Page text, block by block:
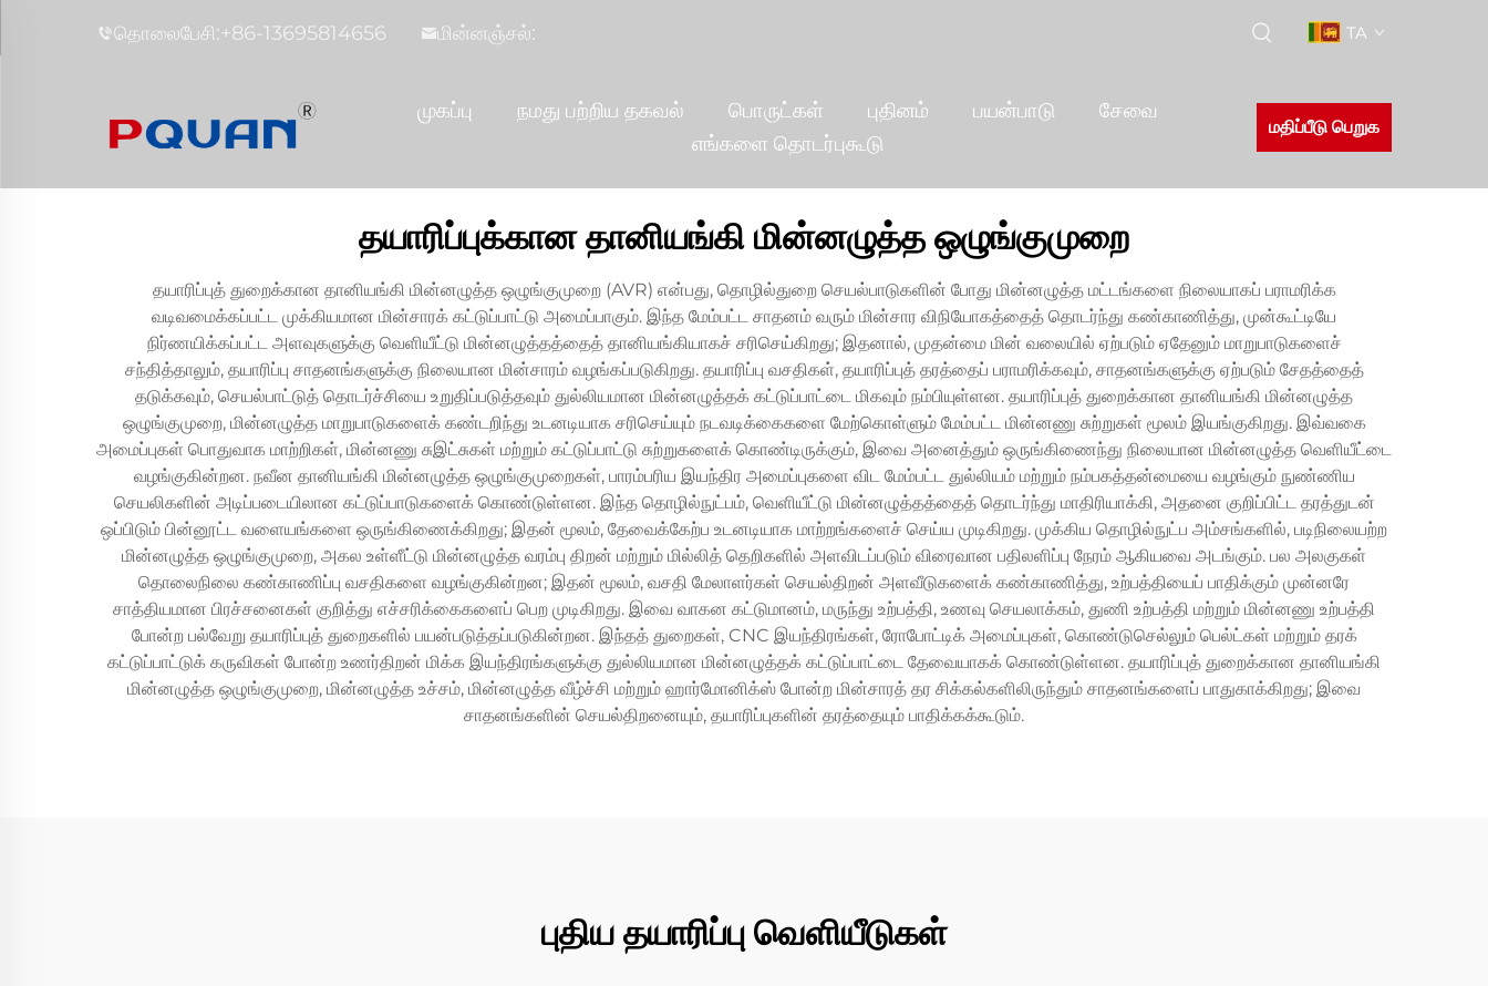
தொலைபேசி:+86-13695814656 மின்னஞ்சல்: TA
முகப்பு நமது பற்றிய தகவல் பொருட்கள் புதினம் பயன்பாடு
சேவை
எங்களை தொடர்புகூடு
மதிப்பீடு பெறுக
தயாரிப்புக்கான தானியங்கி மின்னழுத்த ஒழுங்குமுறை
தயாரிப்புத் துறைக்கான தானியங்கி மின்னழுத்த ஒழுங்குமுறை (AVR) என்பது, தொழில்துறை செயல்பாடுகளின் போது மின்னழுத்த மட்டங்களை நிலையாகப் பராமரிக்க
வடிவமைக்கப்பட்ட முக்கியமான மின்சாரக் கட்டுப்பாட்டு அமைப்பாகும். இந்த மேம்பட்ட சாதனம் வரும் மின்சார விநியோகத்தைத் தொடர்ந்து கண்காணித்து, முன்கூட்டியே
நிர்ணயிக்கப்பட்ட அளவுகளுக்கு வெளியீட்டு மின்னழுத்தத்தைத் தானியங்கியாகச் சரிசெய்கிறது; இதனால், முதன்மை மின் வலையில் ஏற்படும் ஏதேனும் மாறுபாடுகளைச்
சந்தித்தாலும், தயாரிப்பு சாதனங்களுக்கு நிலையான மின்சாரம் வழங்கப்படுகிறது. தயாரிப்பு வசதிகள், தயாரிப்புத் தரத்தைப் பராமரிக்கவும், சாதனங்களுக்கு ஏற்படும் சேதத்தைத்
தடுக்கவும், செயல்பாட்டுத் தொடர்ச்சியை உறுதிப்படுத்தவும் துல்லியமான மின்னழுத்தக் கட்டுப்பாட்டை மிகவும் நம்பியுள்ளன. தயாரிப்புத் துறைக்கான தானியங்கி மின்னழுத்த
ஒழுங்குமுறை, மின்னழுத்த மாறுபாடுகளைக் கண்டறிந்து உடனடியாக சரிசெய்யும் நடவடிக்கைகளை மேற்கொள்ளும் மேம்பட்ட மின்னணு சுற்றுகள் மூலம் இயங்குகிறது. இவ்வகை
அமைப்புகள் பொதுவாக மாற்றிகள், மின்னணு சுஇட்சுகள் மற்றும் கட்டுப்பாட்டு சுற்றுகளைக் கொண்டிருக்கும், இவை அனைத்தும் ஒருங்கிணைந்து நிலையான மின்னழுத்த வெளியீட்டை
வழங்குகின்றன. நவீன தானியங்கி மின்னழுத்த ஒழுங்குமுறைகள், பாரம்பரிய இயந்திர அமைப்புகளை விட மேம்பட்ட துல்லியம் மற்றும் நம்பகத்தன்மையை வழங்கும் நுண்ணிய
செயலிகளின் அடிப்படையிலான கட்டுப்பாடுகளைக் கொண்டுள்ளன. இந்த தொழில்நுட்பம், வெளியீட்டு மின்னழுத்தத்தைத் தொடர்ந்து மாதிரியாக்கி, அதனை குறிப்பிட்ட தரத்துடன்
ஒப்பிடும் பின்னூட்ட வளையங்களை ஒருங்கிணைக்கிறது; இதன் மூலம், தேவைக்கேற்ப உடனடியாக மாற்றங்களைச் செய்ய முடிகிறது. முக்கிய தொழில்நுட்ப அம்சங்களில், படிநிலையற்ற
மின்னழுத்த ஒழுங்குமுறை, அகல உள்ளீட்டு மின்னழுத்த வரம்பு திறன் மற்றும் மில்லித் தெறிகளில் அளவிடப்படும் விரைவான பதிலளிப்பு நேரம் ஆகியவை அடங்கும். பல அலகுகள்
தொலைநிலை கண்காணிப்பு வசதிகளை வழங்குகின்றன; இதன் மூலம், வசதி மேலாளர்கள் செயல்திறன் அளவீடுகளைக் கண்காணித்து, உற்பத்தியைப் பாதிக்கும் முன்னரே
சாத்தியமான பிரச்சனைகள் குறித்து எச்சரிக்கைகளைப் பெற முடிகிறது. இவை வாகன கட்டுமானம், மருந்து உற்பத்தி, உணவு செயலாக்கம், துணி உற்பத்தி மற்றும் மின்னணு உற்பத்தி
போன்ற பல்வேறு தயாரிப்புத் துறைகளில் பயன்படுத்தப்படுகின்றன. இந்தத் துறைகள், CNC இயந்திரங்கள், ரோபோட்டிக் அமைப்புகள், கொண்டுசெல்லும் பெல்ட்கள் மற்றும் தரக்
கட்டுப்பாட்டுக் கருவிகள் போன்ற உணர்திறன் மிக்க இயந்திரங்களுக்கு துல்லியமான மின்னழுத்தக் கட்டுப்பாட்டை தேவையாகக் கொண்டுள்ளன. தயாரிப்புத் துறைக்கான தானியங்கி
மின்னழுத்த ஒழுங்குமுறை, மின்னழுத்த உச்சம், மின்னழுத்த வீழ்ச்சி மற்றும் ஹார்மோனிக்ஸ் போன்ற மின்சாரத் தர சிக்கல்களிலிருந்தும் சாதனங்களைப் பாதுகாக்கிறது; இவை
சாதனங்களின் செயல்திறனையும், தயாரிப்புகளின் தரத்தையும் பாதிக்கக்கூடும்.
புதிய தயாரிப்பு வெளியீடுகள்